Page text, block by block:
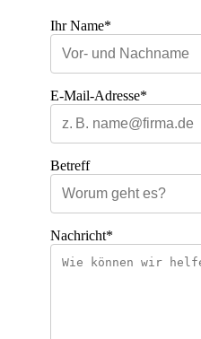
Ihr Name*
E-Mail-Adresse*
Betreff
Nachricht*